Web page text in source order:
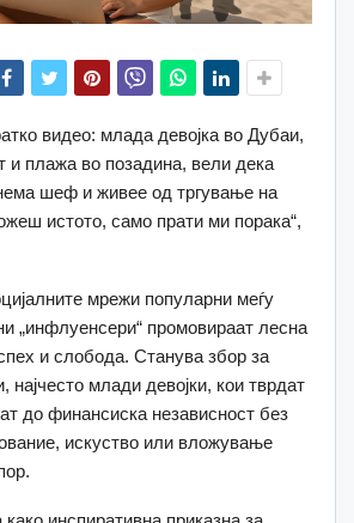
видео: млада девојка во Дубаи,
и плажа во позадина, вели дека
шеф и живее од тргување на
истото, само прати ми порака“,
мрежи популарни меѓу
„инфлуенсери“ промовираат лесна
и слобода. Станува збор за
најчесто млади девојки, кои тврдат
до финансиска независност без
искуство или вложување